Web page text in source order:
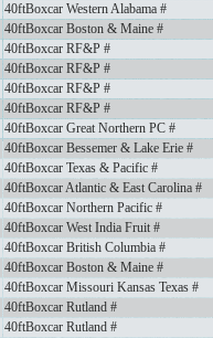
40ftBoxcar Western Alabama #
40ftBoxcar Boston & Maine #
40ftBoxcar RF&P #
40ftBoxcar RF&P #
40ftBoxcar RF&P #
40ftBoxcar RF&P #
40ftBoxcar Great Northern PC #
40ftBoxcar Bessemer & Lake Erie #
40ftBoxcar Texas & Pacific #
40ftBoxcar Atlantic & East Carolina #
40ftBoxcar Northern Pacific #
40ftBoxcar West India Fruit #
40ftBoxcar British Columbia #
40ftBoxcar Boston & Maine #
40ftBoxcar Missouri Kansas Texas #
40ftBoxcar Rutland #
40ftBoxcar Rutland #